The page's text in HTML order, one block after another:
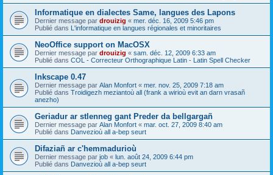
Informatique en dialectes Same, langues des Lapons
Dernier message par drouizig « mer. déc. 16, 2009 5:46 pm
Publié dans L'informatique en langues régionales et minoritaires
NeoOffice support on MacOSX
Dernier message par drouizig « sam. déc. 12, 2009 6:33 am
Publié dans COL - Correcteur Orthographique Latin - Latin Spell Checker
Inkscape 0.47
Dernier message par Alan Monfort « mer. nov. 25, 2009 7:18 am
Publié dans Troidigezh meziantoù all (frank a wirioù evit an darn vrasañ
anezho)
Geriadur ar stlenneg gant Preder da bellgargañ
Dernier message par Alan Monfort « mar. oct. 27, 2009 8:40 am
Publié dans Danvezioù all a-bep seurt
Difaziañ ar c'hemmadurioù
Dernier message par job « lun. août 24, 2009 6:44 pm
Publié dans Danvezioù all a-bep seurt